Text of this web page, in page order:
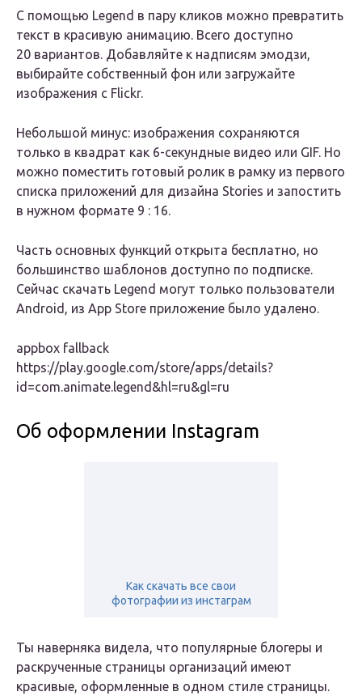
С помощью Legend в пару кликов можно превратить
текст в красивую анимацию. Всего доступно
20 вариантов. Добавляйте к надписям эмодзи,
выбирайте собственный фон или загружайте
изображения с Flickr.
Небольшой минус: изображения сохраняются
только в квадрат как 6-секундные видео или GIF. Но
можно поместить готовый ролик в рамку из первого
списка приложений для дизайна Stories и запостить
в нужном формате 9 : 16.
Часть основных функций открыта бесплатно, но
большинство шаблонов доступно по подписке.
Сейчас скачать Legend могут только пользователи
Android, из App Store приложение было удалено.
appbox fallback
https://play.google.com/store/apps/details?
id=com.animate.legend&hl=ru&gl=ru
Об оформлении Instagram
Как скачать все свои
фотографии из инстаграм
Ты наверняка видела, что популярные блогеры и
раскрученные страницы организаций имеют
красивые, оформленные в одном стиле страницы.